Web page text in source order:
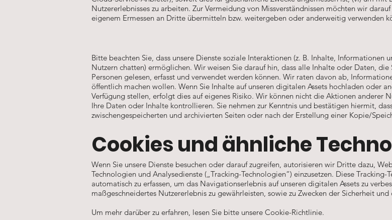
Nutzererlebnisses zu arbeiten. Zur Vermeidung von Missverständnissen möchten wir
eigenem Ermessen an Dritte übermitteln bzw. weitergeben oder anderweitig verwenden
Bitte beachten Sie, dass unsere Dienste soziale Interaktionen (z. B. Inhalte,
Nutzern chatten) ermöglichen. Wir weisen Sie darauf hin, dass alle Inhalte oder Daten,
Personen gelesen, erfasst und verwendet werden können. Wir raten davon ab,
öffentlich machen wollen. Wenn Sie Inhalte auf unseren digitalen Assets hochladen oder
Verfügung stellen, erfolgt dies auf eigenes Risiko. Wir können nicht die Aktionen
Ihre Daten oder Inhalte kontrollieren. Sie nehmen zur Kenntnis und bestätigen hiermit,
zwischengespeicherten und archivierten Seiten oder nach der Erstellung einer Kopie/
Cookies und ähnliche
Wenn Sie unsere Dienste besuchen oder darauf zugreifen, autorisieren wir Dritte dazu,
Technologien und Analysedienste („Tracking-Technologien“) einzusetzen. Diese
automatisch zu erfassen, um das Navigationserlebnis auf unseren digitalen Assets zu
maßgeschneidertes Nutzererlebnis zu gewährleisten, sowie zu Zwecken der Sicherheit
Um mehr darüber zu erfahren, lesen Sie bitte unsere Cookie-Richtlinie.